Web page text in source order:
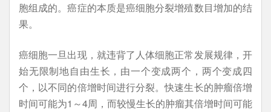
胞组成的。癌症的本质是癌细胞分裂增殖数目增加的结
果。
癌细胞一旦出现，就违背了人体细胞正常发展规律，开
始无限制地自由生长，由一个变成两个，两个变成四
个，以不同的倍增时间进行分裂。快速生长的肿瘤倍增
时间可能为1～4周，而较慢生长的肿瘤其倍增时间可能